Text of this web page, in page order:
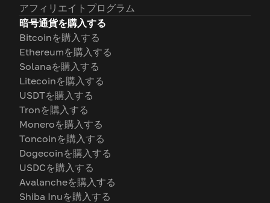
アフィリエイトプログラム
暗号通貨を購入する
Bitcoinを購入する
Ethereumを購入する
Solanaを購入する
Litecoinを購入する
USDTを購入する
Tronを購入する
Moneroを購入する
Toncoinを購入する
Dogecoinを購入する
USDCを購入する
Avalancheを購入する
Shiba Inuを購入する